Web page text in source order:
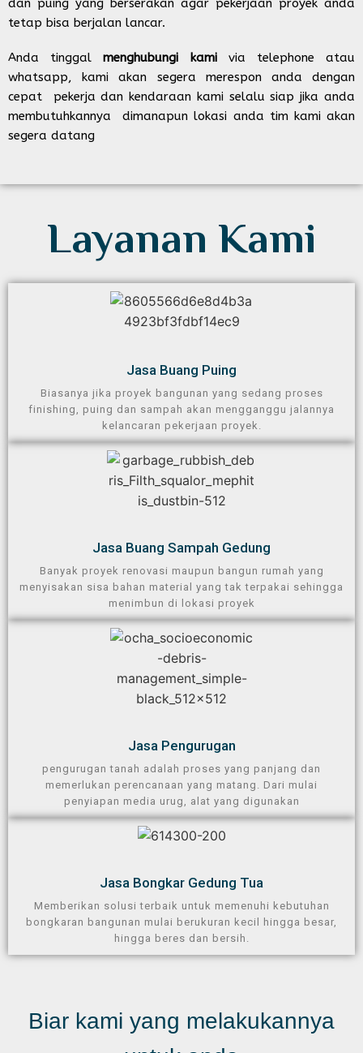
dan puing yang berserakan agar pekerjaan proyek anda
tetap bisa berjalan lancar.
Anda tinggalmenghubungi kamivia telephone atau
whatsapp, kami akan segera merespon anda dengan
cepat pekerja dan kendaraan kami selalu siap jika anda
membutuhkannya dimanapun lokasi anda tim kami akan
segera datang
Layanan Kami
Jasa Buang Puing​
Biasanya jika proyek bangunan yang sedang proses
finishing, puing dan sampah akan mengganggu jalannya
kelancaran pekerjaan proyek.
Jasa Buang Sampah Gedung​
Banyak proyek renovasi maupun bangun rumah yang
menyisakan sisa bahan material yang tak terpakai sehingga
menimbun di lokasi proyek​
Jasa Pengurugan​
pengurugan tanah adalah proses yang panjang dan
memerlukan perencanaan yang matang. Dari mulai
penyiapan media urug, alat yang digunakan
Jasa Bongkar Gedung Tua
Memberikan solusi terbaik untuk memenuhi kebutuhan
bongkaran bangunan mulai berukuran kecil hingga besar,
hingga beres dan bersih.
Biar kami yang melakukannya